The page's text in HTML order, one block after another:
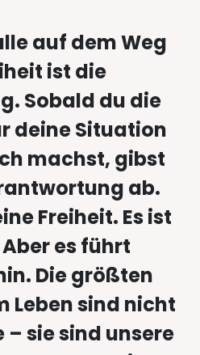
auf dem Weg
ist die
Sobald du die
deine Situation
machst, gibst
ab.
Freiheit. Es ist
es führt
Die größten
Leben sind nicht
sie sind unsere